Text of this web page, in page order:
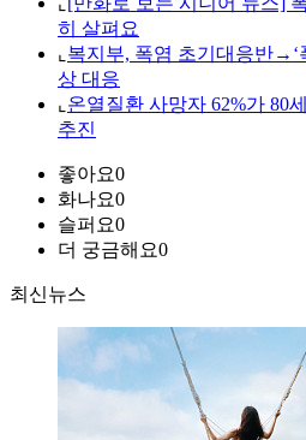
히 살펴요
⌞ 복지부, 폭염 초기대응반→‘
상 대응
⌞ 온열질환 사망자 62%가 80
추진
좋아요0
화나요0
슬퍼요0
더 궁금해요0
최신뉴스